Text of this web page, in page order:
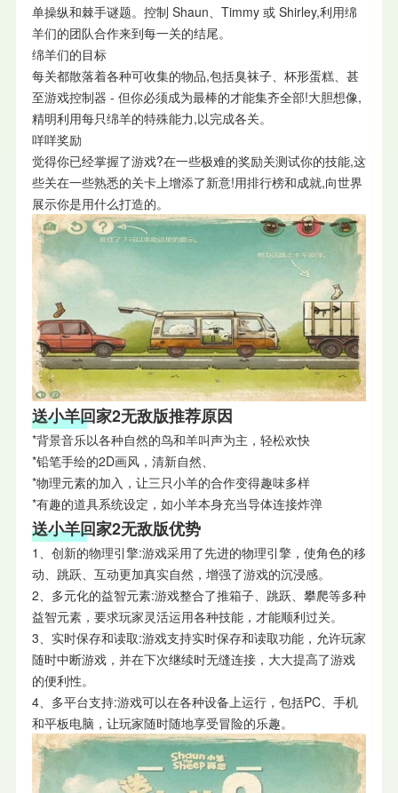
单操纵和棘手谜题。控制 Shaun、Timmy 或 Shirley,利用绵
羊们的团队合作来到每一关的结尾。
绵羊们的目标
每关都散落着各种可收集的物品,包括臭袜子、杯形蛋糕、甚
至游戏控制器 - 但你必须成为最棒的才能集齐全部!大胆想像,
精明利用每只绵羊的特殊能力,以完成各关。
咩咩奖励
觉得你已经掌握了游戏?在一些极难的奖励关测试你的技能,这
些关在一些熟悉的关卡上增添了新意!用排行榜和成就,向世界
展示你是用什么打造的。
送小羊回家2无敌版推荐原因
*背景音乐以各种自然的鸟和羊叫声为主，轻松欢快
*铅笔手绘的2D画风，清新自然、
*物理元素的加入，让三只小羊的合作变得趣味多样
*有趣的道具系统设定，如小羊本身充当导体连接炸弹
送小羊回家2无敌版优势
1、创新的物理引擎:游戏采用了先进的物理引擎，使角色的移
动、跳跃、互动更加真实自然，增强了游戏的沉浸感。
2、多元化的益智元素:游戏整合了推箱子、跳跃、攀爬等多种
益智元素，要求玩家灵活运用各种技能，才能顺利过关。
3、实时保存和读取:游戏支持实时保存和读取功能，允许玩家
随时中断游戏，并在下次继续时无缝连接，大大提高了游戏
的便利性。
4、多平台支持:游戏可以在各种设备上运行，包括PC、手机
和平板电脑，让玩家随时随地享受冒险的乐趣。